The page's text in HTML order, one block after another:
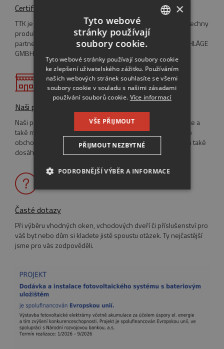
Certifikáty
TTK je držitelem systémové certifikace ISO 9001:2001 a všechny
produkty mají Certifikáty o vlastnosti výrobku. TTK je také
partnerem pro bezpečnost společnosti MAYER & CO BESCHLÄGE
GMBH.
Naši prodejci
Naši prodejci eurooken se vyskytují po celé České republice a
také máme několik obchodních zastoupení v zahraničí. Tato
obchodní síť byla v roce 2002 propojena elektronicky a tím také
dosáhla potřebné pružnosti a schopnosti reagovat na …
Časté dotazy
Při výběru vhodných oken, vchodových dveří či příslušenství pro
váš byt nebo dům si kladete jistě spoustu otázek. Ty nejčastější
jsme pro vás zodpověděli.
RUSSIAN
GERMAN
×
Tyto webové
stránky používají
soubory cookie.
Tyto webové stránky používají soubory cookie
ke zlepšení uživatelského zážitku. Používáním
našich webových stránek souhlasíte se všemi
soubory cookie v souladu s našimi zásadami
používání souborů cookie. Více informací
VŠE PŘIJMOUT
PŘIJMOUT NEZBYTNÉ
PODROBNĚJŠÍ VÝBĚR A INFORMACE
SOUBORY CÍLENÍ
NEZAŘAZENÉ SOUBORY
Nezbytně nutné soubory